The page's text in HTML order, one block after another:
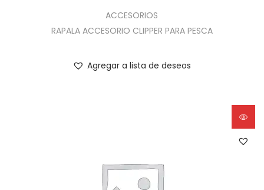
ACCESORIOS
RAPALA ACCESORIO CLIPPER PARA PESCA
Agregar a lista de deseos